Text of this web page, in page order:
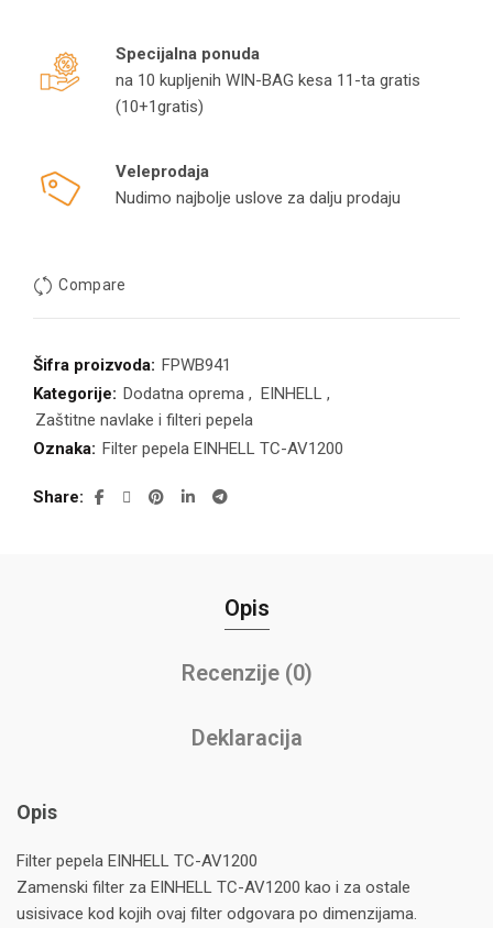
Specijalna ponuda
na 10 kupljenih WIN-BAG kesa 11-ta gratis
(10+1gratis)
Veleprodaja
Nudimo najbolje uslove za dalju prodaju
Compare
Šifra proizvoda: FPWB941
Kategorije: Dodatna oprema , EINHELL ,
Zaštitne navlake i filteri pepela
Oznaka: Filter pepela EINHELL TC-AV1200
Share
Opis
Recenzije (0)
Deklaracija
Opis
Filter pepela EINHELL TC-AV1200
Zamenski filter za EINHELL TC-AV1200 kao i za ostale
usisivace kod kojih ovaj filter odgovara po dimenzijama.